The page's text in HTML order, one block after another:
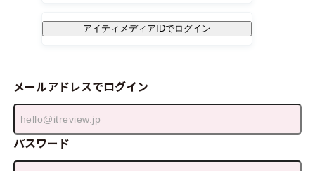
アイティメディアIDでログイン
メールアドレスでログイン
パスワード